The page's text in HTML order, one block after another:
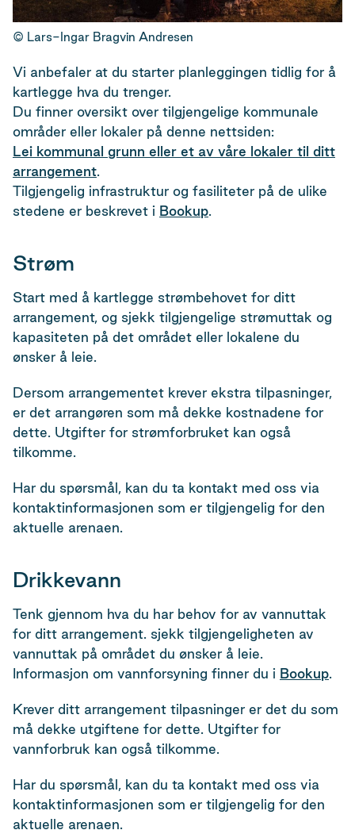
Lars-Ingar Bragvin Andresen
Vi anbefaler at du starter planleggingen tidlig for å
kartlegge hva du trenger.
Du finner oversikt over tilgjengelige kommunale
områder eller lokaler på denne nettsiden:
Lei kommunal grunn eller et av våre lokaler til ditt
arrangement
Tilgjengelig infrastruktur og fasiliteter på de ulike
stedene er beskrevet i Bookup
Strøm
Start med å kartlegge strømbehovet for ditt
arrangement, og sjekk tilgjengelige strømuttak og
kapasiteten på det området eller lokalene du
ønsker å leie.
Dersom arrangementet krever ekstra tilpasninger,
er det arrangøren som må dekke kostnadene for
dette. Utgifter for strømforbruket kan også
tilkomme.
Har du spørsmål, kan du ta kontakt med oss via
kontaktinformasjonen som er tilgjengelig for den
aktuelle arenaen.
Drikkevann
Tenk gjennom hva du har behov for av vannuttak
for ditt arrangement. sjekk tilgjengeligheten av
vannuttak på området du ønsker å leie.
Informasjon om vannforsyning finner du i Bookup
Krever ditt arrangement tilpasninger er det du som
må dekke utgiftene for dette. Utgifter for
vannforbruk kan også tilkomme.
Har du spørsmål, kan du ta kontakt med oss via
kontaktinformasjonen som er tilgjengelig for den
aktuelle arenaen.